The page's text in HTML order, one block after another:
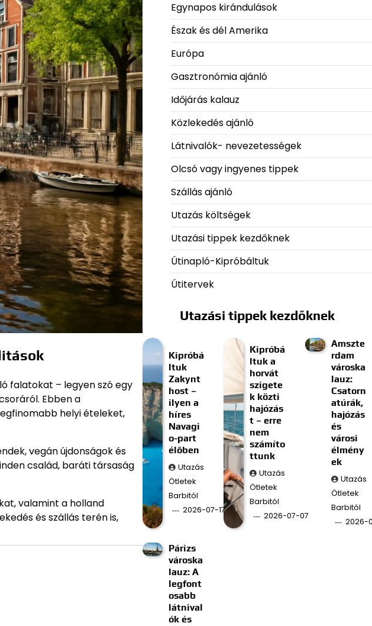
falatokat – legyen szó egy
Ebben a
helyi ételeket,
vegán újdonságok és
család, baráti társaság
valamint a holland
és szállás terén is,
Egynapos kirándulások
Észak és dél Amerika
Európa
Gasztronómia ajánló
Időjárás kalauz
Közlekedés ajánló
Látnivalók- nevezetességek
Olcsó vagy ingyenes tippek
Szállás ajánló
Utazás költségek
Utazási tippek kezdőknek
Útinapló-Kipróbáltuk
Útitervek
Utazási tippek kezdőknek
Kipróbá
ltuk
Zakynt
host –
ilyen a
híres
Navagi
o-part
élőben
Utazás
Ötletek
Barbitól
2026-07-17
Kipróbá
ltuk a
horvát
szigete
k közti
hajózás
t – erre
nem
számíto
ttunk
Utazás
Ötletek
Barbitól
2026-07-07
Amszte
rdam
városka
lauz:
Csatorn
atúrák,
hajózás
és
városi
élmény
ek
Utazás
Ötletek
Barbitól
2026-
Párizs
városka
lauz: A
legfont
osabb
látnival
ók és